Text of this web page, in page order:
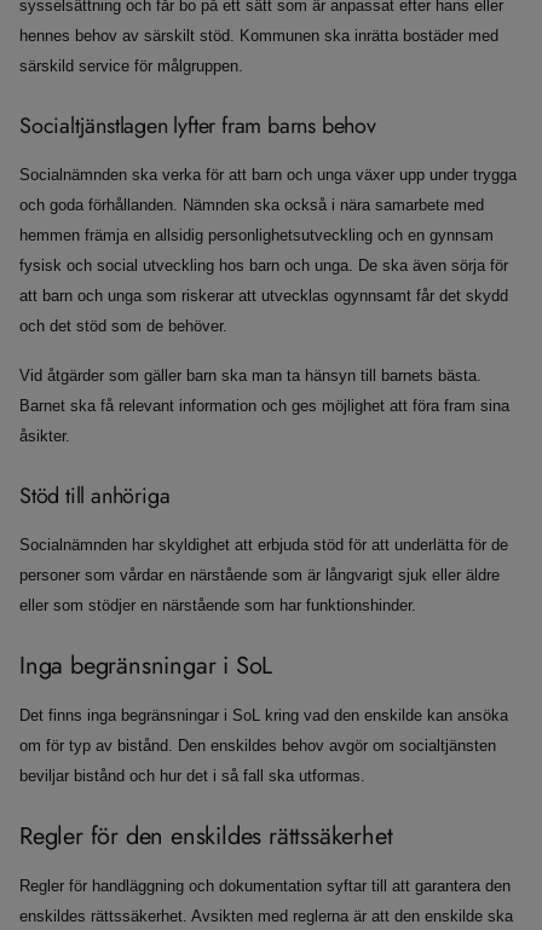
sysselsättning och får bo på ett sätt som är anpassat efter hans eller
hennes behov av särskilt stöd. Kommunen ska inrätta bostäder med
särskild service för målgruppen.
Socialtjänstlagen lyfter fram barns behov
Socialnämnden ska verka för att barn och unga växer upp under trygga
och goda förhållanden. Nämnden ska också i nära samarbete med
hemmen främja en allsidig personlighetsutveckling och en gynnsam
fysisk och social utveckling hos barn och unga. De ska även sörja för
att barn och unga som riskerar att utvecklas ogynnsamt får det skydd
och det stöd som de behöver.
Vid åtgärder som gäller barn ska man ta hänsyn till barnets bästa.
Barnet ska få relevant information och ges möjlighet att föra fram sina
åsikter.
Stöd till anhöriga
Socialnämnden har skyldighet att erbjuda stöd för att underlätta för de
personer som vårdar en närstående som är långvarigt sjuk eller äldre
eller som stödjer en närstående som har funktionshinder.
Inga begränsningar i SoL
Det finns inga begränsningar i SoL kring vad den enskilde kan ansöka
om för typ av bistånd. Den enskildes behov avgör om socialtjänsten
beviljar bistånd och hur det i så fall ska utformas.
Regler för den enskildes rättssäkerhet
Regler för handläggning och dokumentation syftar till att garantera den
enskildes rättssäkerhet. Avsikten med reglerna är att den enskilde ska